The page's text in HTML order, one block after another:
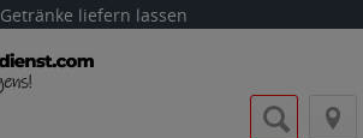
Getränke liefern lassen